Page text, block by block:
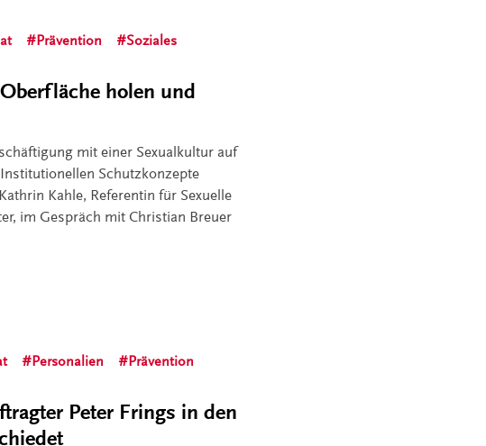
Prävention
Soziales
holen und
mit einer Sexualkultur auf
Schutzkonzepte
Kahle, Referentin für Sexuelle
im Gespräch mit Christian Breuer
Personalien
Prävention
Peter Frings in den